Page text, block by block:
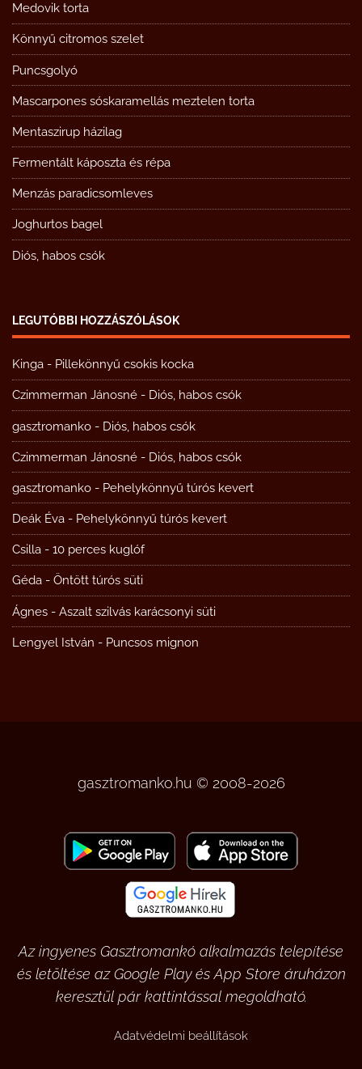
Medovik torta
Könnyű citromos szelet
Puncsgolyó
Mascarpones sóskaramellás meztelen torta
Mentaszirup házilag
Fermentált káposzta és répa
Menzás paradicsomleves
Joghurtos bagel
Diós, habos csók
LEGUTÓBBI HOZZÁSZÓLÁSOK
Kinga - Pillekönnyű csokis kocka
Czimmerman Jánosné - Diós, habos csók
gasztromanko - Diós, habos csók
Czimmerman Jánosné - Diós, habos csók
gasztromanko - Pehelykönnyű túrós kevert
Deák Éva - Pehelykönnyű túrós kevert
Csilla - 10 perces kuglóf
Géda - Öntött túrós süti
Ágnes - Aszalt szilvás karácsonyi süti
Lengyel István - Puncsos mignon
gasztromanko.hu © 2008-2026
Az ingyenes Gasztromankó alkalmazás telepítése
és letöltése az Google Play és App Store áruházon
keresztül pár kattintással megoldható.
Adatvédelmi beállítások